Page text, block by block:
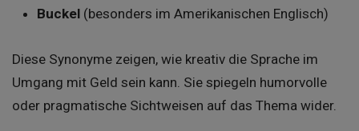
Buckel(besonders im Amerikanischen Englisch)
Diese Synonyme zeigen, wie kreativ die Sprache im
Umgang mit Geld sein kann. Sie spiegeln humorvolle
oder pragmatische Sichtweisen auf das Thema wider.